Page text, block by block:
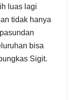
luas lagi
tidak hanya
bisa
Sigit.